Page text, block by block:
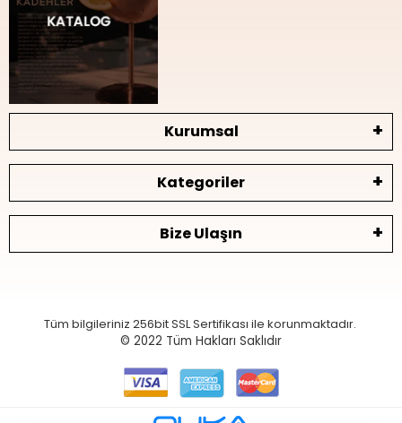
Kurumsal
Kategoriler
Bize Ulaşın
Tüm bilgileriniz 256bit SSL Sertifikası ile korunmaktadır.
© 2022 Tüm Hakları Saklıdır